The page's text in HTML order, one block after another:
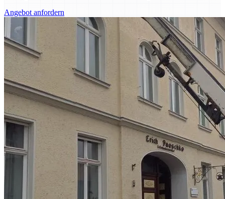
Angebot anfordern